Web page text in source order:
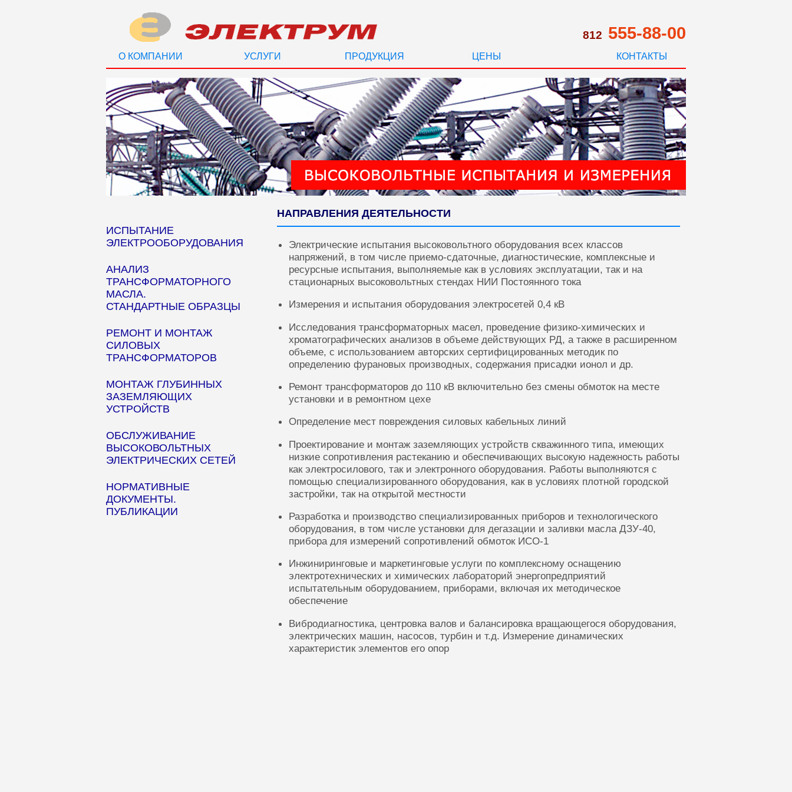
812 555-88-00
О КОМПАНИИ УСЛУГИ ПРОДУКЦИЯ ЦЕНЫ КОНТАКТЫ
ИСПЫТАНИЕ
ЭЛЕКТРООБОРУДОВАНИЯ
АНАЛИЗ
ТРАНСФОРМАТОРНОГО
МАСЛА.
СТАНДАРТНЫЕ ОБРАЗЦЫ
РЕМОНТ И МОНТАЖ
СИЛОВЫХ
ТРАНСФОРМАТОРОВ
МОНТАЖ ГЛУБИННЫХ
ЗАЗЕМЛЯЮЩИХ
УСТРОЙСТВ
ОБСЛУЖИВАНИЕ
ВЫСОКОВОЛЬТНЫХ
ЭЛЕКТРИЧЕСКИХ СЕТЕЙ
НОРМАТИВНЫЕ
ДОКУМЕНТЫ.
ПУБЛИКАЦИИ
НАПРАВЛЕНИЯ ДЕЯТЕЛЬНОСТИ
Электрические испытания высоковольтного оборудования всех классов
напряжений, в том числе приемо-сдаточные, диагностические, комплексные и
ресурсные испытания, выполняемые как в условиях эксплуатации, так и на
стационарных высоковольтных стендах НИИ Постоянного тока
Измерения и испытания оборудования электросетей 0,4 кВ
Исследования трансформаторных масел, проведение физико-химических и
хроматографических анализов в объеме действующих РД, а также в расширенном
объеме, с использованием авторских сертифицированных методик по
определению фурановых производных, содержания присадки ионол и др.
Ремонт трансформаторов до 110 кВ включительно без смены обмоток на месте
установки и в ремонтном цехе
Определение мест повреждения силовых кабельных линий
Проектирование и монтаж заземляющих устройств скважинного типа, имеющих
низкие сопротивления растеканию и обеспечивающих высокую надежность работы
как электросилового, так и электронного оборудования. Работы выполняются с
помощью специализированного оборудования, как в условиях плотной городской
застройки, так на открытой местности
Разработка и производство специализированных приборов и технологического
оборудования, в том числе установки для дегазации и заливки масла ДЗУ-40,
прибора для измерений сопротивлений обмоток ИСО-1
Инжиниринговые и маркетинговые услуги по комплексному оснащению
электротехнических и химических лабораторий энергопредприятий
испытательным оборудованием, приборами, включая их методическое
обеспечение
Вибродиагностика, центровка валов и балансировка вращающегося оборудования,
электрических машин, насосов, турбин и т.д. Измерение динамических
характеристик элементов его опор